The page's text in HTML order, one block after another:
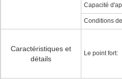
Capacité
Conditions
Caractéristiques et
détails
Le point fort: